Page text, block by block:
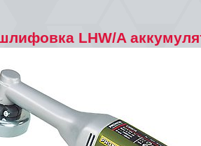
LHW/A